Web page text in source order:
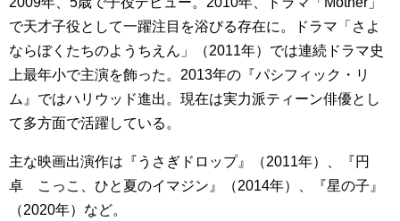
で天才子役として一躍注目を浴びる存在に。ドラマ「さよ
ならぼくたちのようちえん」（2011年）では連続ドラマ史
上最年小で主演を飾った。2013年の『パシフィック・リ
ム』ではハリウッド進出。現在は実力派ティーン俳優とし
て多方面で活躍している。
主な映画出演作は『うさぎドロップ』（2011年）、『円
卓 こっこ、ひと夏のイマジン』（2014年）、『星の子』
（2020年）など。